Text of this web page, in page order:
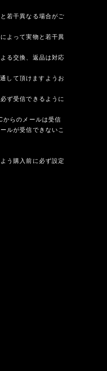
若干異なる場合がご
よって実物と若干異
る交換、返品は対応
して頂けますようお
ず受信できるように
からのメールは受信
ルが受信できないこ
う購入前に必ず設定